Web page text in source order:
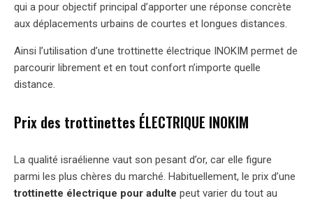
qui a pour objectif principal d’apporter une réponse concrète
aux déplacements urbains de courtes et longues distances.
Ainsi l’utilisation d’une trottinette électrique INOKIM permet de
parcourir librement et en tout confort n’importe quelle
distance.
Prix des trottinettes ÉLECTRIQUE INOKIM
La qualité israélienne vaut son pesant d’or, car elle figure
parmi les plus chères du marché. Habituellement, le prix d’une
trottinette électrique pour adulte peut varier du tout au